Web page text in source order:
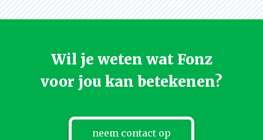
Wil je weten wat Fonz
voor jou kan betekenen?
neem contact op